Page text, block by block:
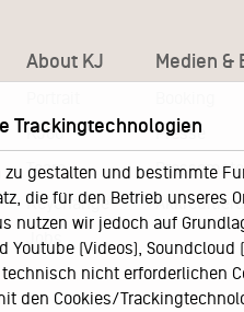
About KJ
KJ60
Team
Keychange
Jobs
Medien &
Presse
Trackingtechnologien
gestalten und bestimmte
die für den Betrieb
nutzen wir jedoch auf
(Videos),
nicht erforderlichen
den Cookies/